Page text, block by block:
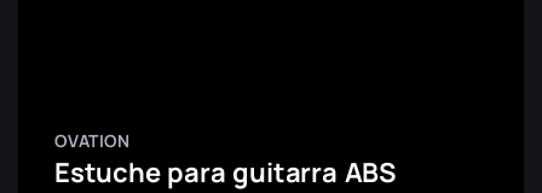
OVATION
Estuche para guitarra ABS